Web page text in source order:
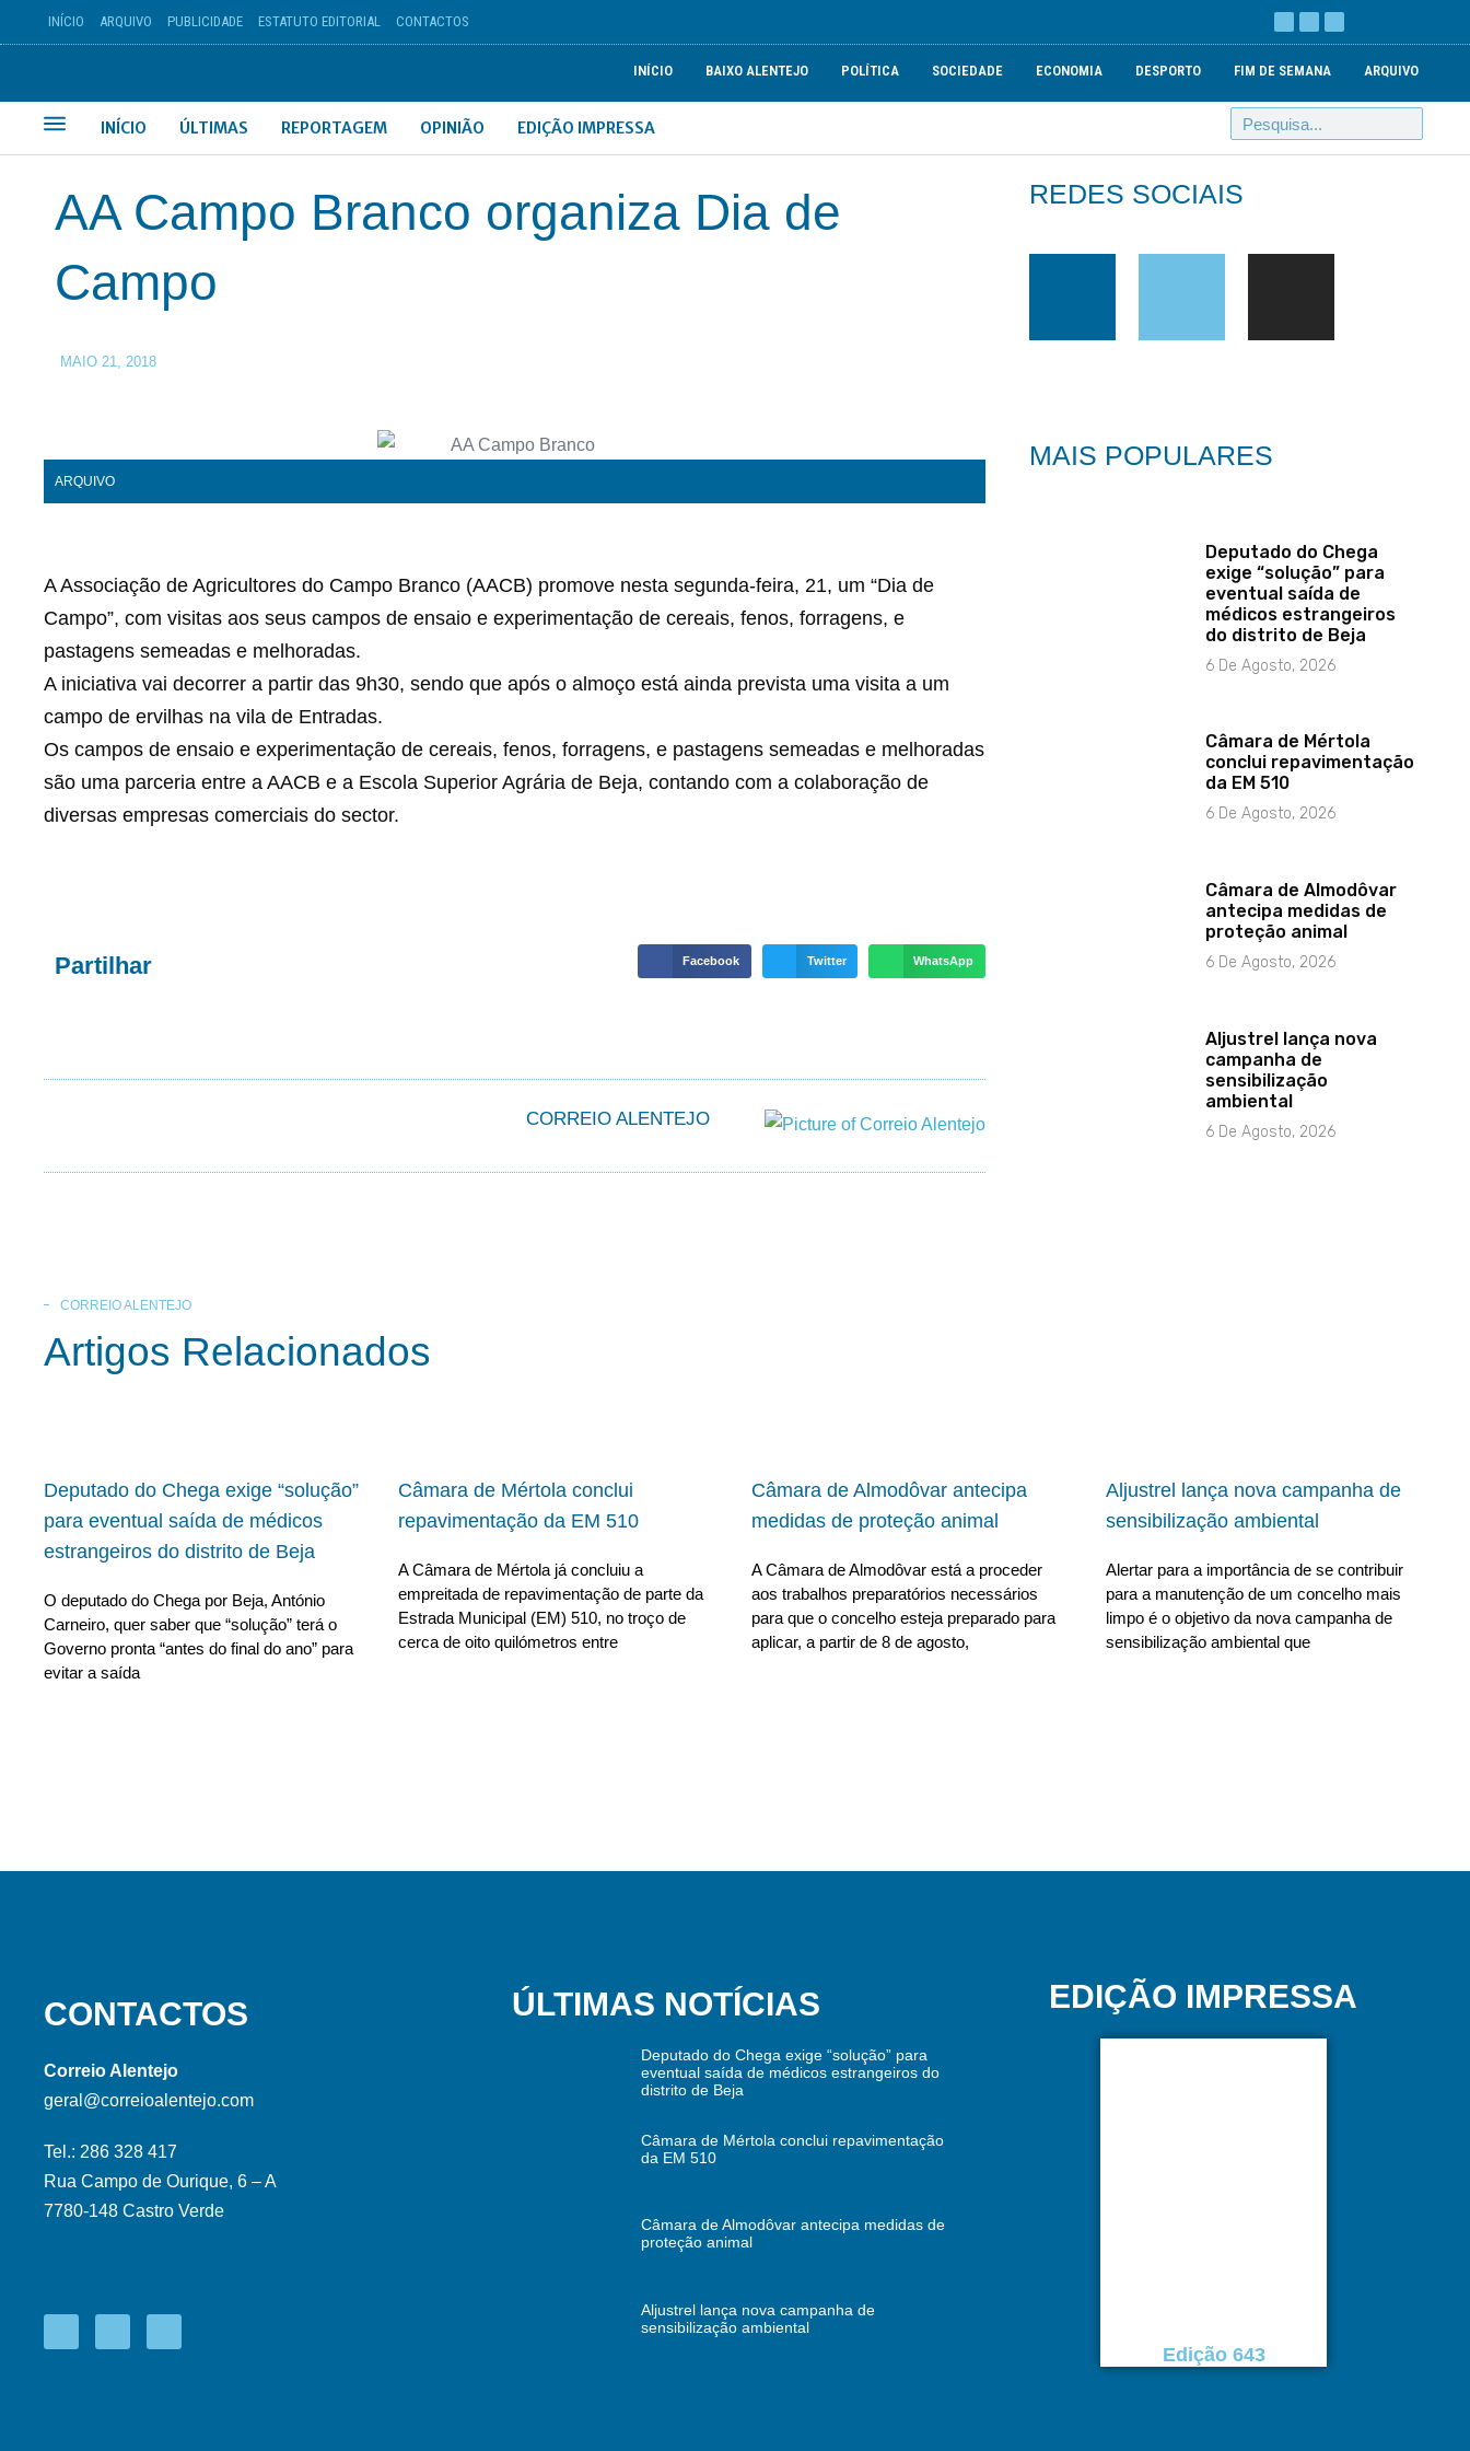
INÍCIO ARQUIVO PUBLICIDADE ESTATUTO EDITORIAL CONTACTOS
INÍCIO BAIXO ALENTEJO POLÍTICA SOCIEDADE ECONOMIA DESPORTO FIM DE SEMANA ARQUIVO
INÍCIO ÚLTIMAS REPORTAGEM OPINIÃO EDIÇÃO IMPRESSA
AA Campo Branco organiza Dia de
Campo
MAIO 21, 2018
ARQUIVO
A Associação de Agricultores do Campo Branco (AACB) promove nesta segunda-feira, 21, um “Dia de
Campo”, com visitas aos seus campos de ensaio e experimentação de cereais, fenos, forragens, e
pastagens semeadas e melhoradas.
A iniciativa vai decorrer a partir das 9h30, sendo que após o almoço está ainda prevista uma visita a um
campo de ervilhas na vila de Entradas.
Os campos de ensaio e experimentação de cereais, fenos, forragens, e pastagens semeadas e melhoradas
são uma parceria entre a AACB e a Escola Superior Agrária de Beja, contando com a colaboração de
diversas empresas comerciais do sector.
Partilhar Facebook Twitter WhatsApp
CORREIO ALENTEJO
REDES SOCIAIS
MAIS POPULARES
Deputado do Chega
exige “solução” para
eventual saída de
médicos estrangeiros
do distrito de Beja
6 De Agosto, 2026
Câmara de Mértola
conclui repavimentação
da EM 510
6 De Agosto, 2026
Câmara de Almodôvar
antecipa medidas de
proteção animal
6 De Agosto, 2026
Aljustrel lança nova
campanha de
sensibilização
ambiental
6 De Agosto, 2026
CORREIO ALENTEJO
Artigos Relacionados
Deputado do Chega exige “solução”
para eventual saída de médicos
estrangeiros do distrito de Beja
O deputado do Chega por Beja, António
Carneiro, quer saber que “solução” terá o
Governo pronta “antes do final do ano” para
evitar a saída
Câmara de Mértola conclui
repavimentação da EM 510
A Câmara de Mértola já concluiu a
empreitada de repavimentação de parte da
Estrada Municipal (EM) 510, no troço de
cerca de oito quilómetros entre
Câmara de Almodôvar antecipa
medidas de proteção animal
A Câmara de Almodôvar está a proceder
aos trabalhos preparatórios necessários
para que o concelho esteja preparado para
aplicar, a partir de 8 de agosto,
Aljustrel lança nova campanha de
sensibilização ambiental
Alertar para a importância de se contribuir
para a manutenção de um concelho mais
limpo é o objetivo da nova campanha de
sensibilização ambiental que
CONTACTOS
Correio Alentejo
geral@correioalentejo.com
Tel.: 286 328 417
Rua Campo de Ourique, 6 – A
7780-148 Castro Verde
ÚLTIMAS NOTÍCIAS
Deputado do Chega exige “solução” para
eventual saída de médicos estrangeiros do
distrito de Beja
Câmara de Mértola conclui repavimentação
da EM 510
Câmara de Almodôvar antecipa medidas de
proteção animal
Aljustrel lança nova campanha de
sensibilização ambiental
EDIÇÃO IMPRESSA
Edição 643